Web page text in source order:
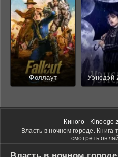
Фоллаут Уэнсдэй
Киного -
Власть в ночном городе.
смотреть